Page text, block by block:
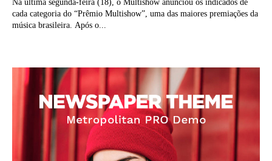
Na última segunda-feira (18), o Multishow anunciou os indicados de
cada categoria do “Prêmio Multishow”, uma das maiores premiações da
música brasileira. Após o...